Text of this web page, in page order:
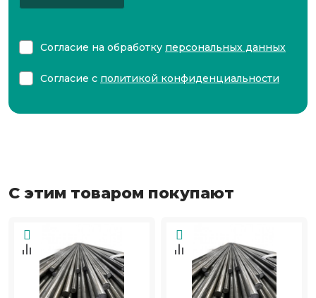
Согласие на обработку персональных данных
Согласие с политикой конфиденциальности
С этим товаром покупают